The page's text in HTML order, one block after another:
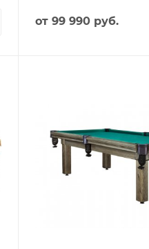
от 99 990 руб.